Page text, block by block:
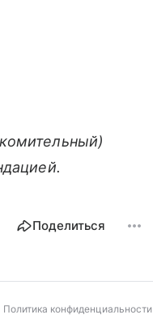
Поделиться
Политика конфиденциальности